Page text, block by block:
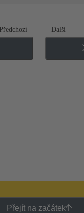
Předchozí Další
Přejít na začátek